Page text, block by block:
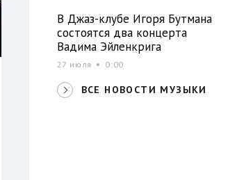
В Джаз-клубе Игоря Бутмана
состоятся два концерта
Вадима Эйленкрига
27 июля 0:00
ВСЕ НОВОСТИ МУЗЫКИ